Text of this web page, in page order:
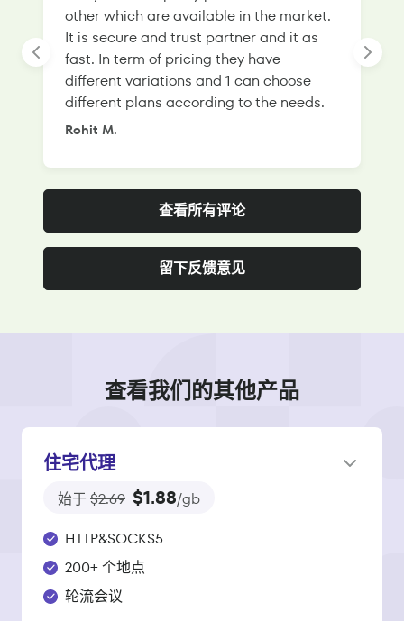
other which are available in the market.
It is secure and trust partner and it as
fast. In term of pricing they have
different variations and 1 can choose
different plans according to the needs.
Rohit M.
查看所有评论
留下反馈意见
查看我们的其他产品
住宅代理
始于$2.69 $1.88/gb
HTTP&SOCKS5
200+ 个地点
轮流会议